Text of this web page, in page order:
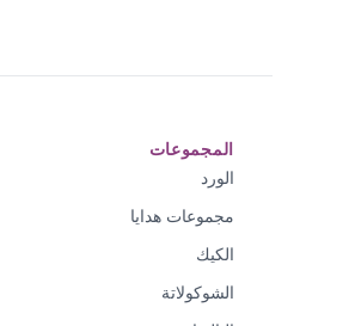
المجموعات
الورد
مجموعات هدايا
الكيك
الشوكولاتة